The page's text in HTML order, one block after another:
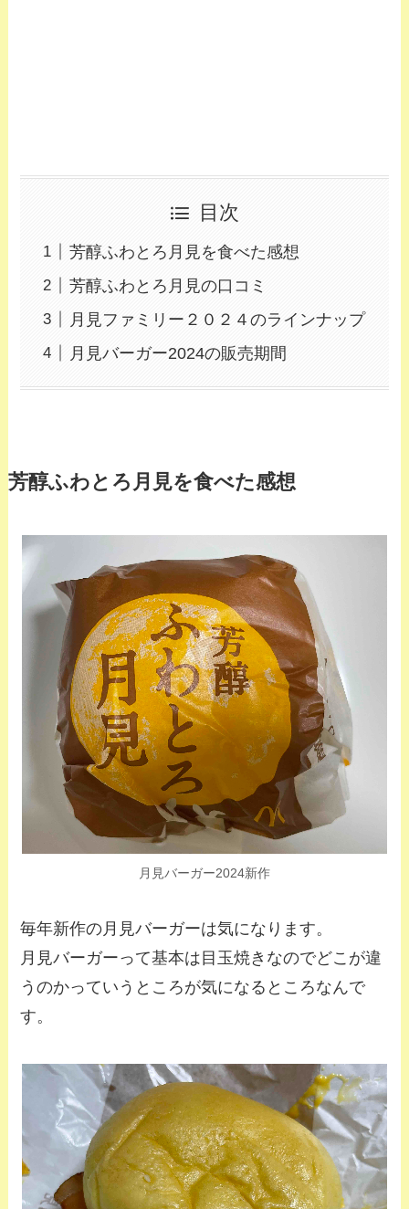
目次
芳醇ふわとろ月見を食べた感想
芳醇ふわとろ月見の口コミ
月見ファミリー２０２４のラインナップ
月見バーガー2024の販売期間
芳醇ふわとろ月見を食べた感想
月見バーガー2024新作
毎年新作の月見バーガーは気になります。
月見バーガーって基本は目玉焼きなのでどこが違
うのかっていうところが気になるところなんで
す。